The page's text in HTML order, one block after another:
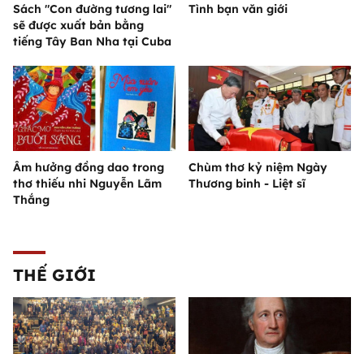
Sách "Con đường tương lai"
sẽ được xuất bản bằng
tiếng Tây Ban Nha tại Cuba
Tình bạn văn giới
Âm hưởng đồng dao trong
thơ thiếu nhi Nguyễn Lãm
Thắng
Chùm thơ kỷ niệm Ngày
Thương binh - Liệt sĩ
THẾ GIỚI